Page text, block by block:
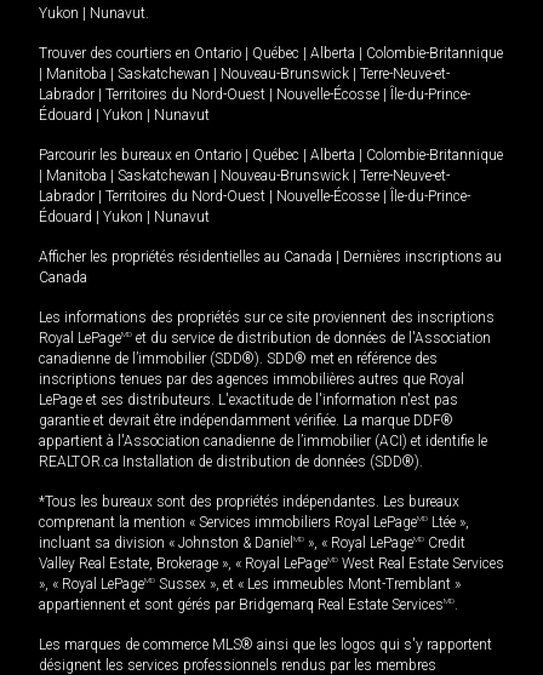
Yukon
Nunavut.
Trouver des courtiers en Ontario Québec Alberta
Colombie-Britannique
Manitoba Saskatchewan Nouveau-Brunswick
Terre-Neuve-et-
Labrador
Territoires du Nord-Ouest Nouvelle-Écosse
Île-du-Prince-
Édouard
Yukon Nunavut
Parcourir les bureaux en Ontario Québec Alberta
Colombie-Britannique
Manitoba Saskatchewan Nouveau-Brunswick
Terre-Neuve-et-
Labrador
Territoires du Nord-Ouest Nouvelle-Écosse
Île-du-Prince-
Édouard
Yukon Nunavut
Afficher les propriétés résidentielles au Canada
Dernières inscriptions au
Canada
Les informations des propriétés sur ce site proviennent des inscriptions
Royal LePageMD et du service de distribution de données de l'Association
canadienne de l’immobilier (SDD®). SDD® met en référence des
inscriptions tenues par des agences immobilières autres que Royal
LePage et ses distributeurs. L'exactitude de l'information n'est pas
garantie et devrait être indépendamment vérifiée. La marque DDF®
appartient à l'Association canadienne de l’immobilier (ACI) et identifie le
REALTOR.ca Installation de distribution de données (SDD®).
*Tous les bureaux sont des propriétés indépendantes. Les bureaux
comprenant la mention « Services immobiliers Royal LePageMD Ltée »,
incluant sa division « Johnston & Daniel MD », « Royal LePageMD Credit
Valley Real Estate, Brokerage », « Royal LePageMD West Real Estate Services
», « Royal LePageMD Sussex », et « Les immeubles Mont-Tremblant »
appartiennent et sont gérés par Bridgemarq Real Estate ServicesMD.
Les marques de commerce MLS® ainsi que les logos qui s'y rapportent
désignent les services professionnels rendus par les membres